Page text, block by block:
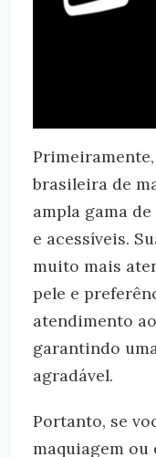
brasileira de
ampla gama
e acessíveis.
muito mais
pele e
atendimento
garantindo
agradável.
Portanto, se
maquiagem ou